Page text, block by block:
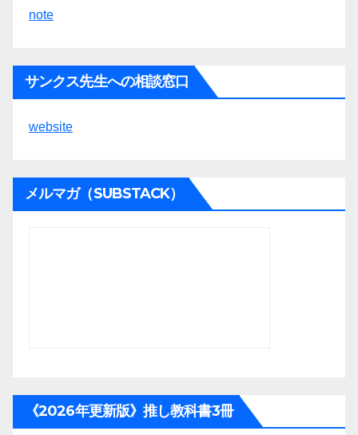
note
サンクス先生への相談窓口
website
メルマガ（SUBSTACK）
《2026年更新版》推し教科書3冊